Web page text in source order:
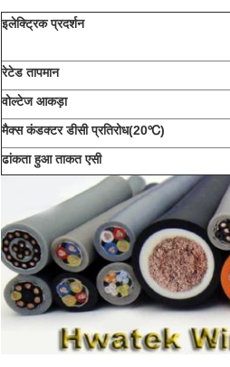
इलेक्ट्रिक प्रदर्शन
रेटेड तापमान
वोल्टेज आकड़ा
मैक्स कंडक्टर डीसी प्रतिरोध(20℃)
ढांकता हुआ ताकत एसी